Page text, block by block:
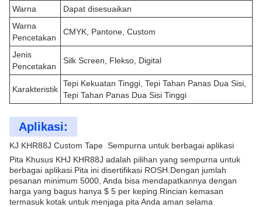
Warna
Dapat disesuaikan
Warna
Pencetakan
CMYK, Pantone, Custom
Jenis
Pencetakan
Silk Screen, Flekso, Digital
Karakteristik
Tepi Kekuatan Tinggi, Tepi Tahan Panas Dua Sisi,
Tepi Tahan Panas Dua Sisi Tinggi
Aplikasi:
KJ KHR88J Custom Tape ️ Sempurna untuk berbagai aplikasi
Pita Khusus KHJ KHR88J adalah pilihan yang sempurna untuk
berbagai aplikasi.Pita ini disertifikasi ROSH.Dengan jumlah
pesanan minimum 5000, Anda bisa mendapatkannya dengan
harga yang bagus hanya $ 5 per keping.Rincian kemasan
termasuk kotak untuk menjaga pita Anda aman selama